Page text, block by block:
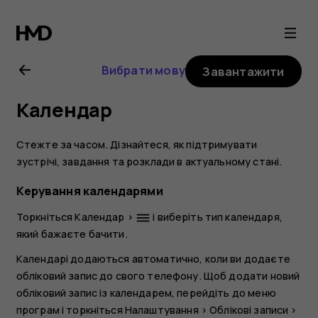
Посібник
користувача
Nokia
8.1
Вибрати мову Завантажити
Календар
Стежте за часом. Дізнайтеся, як підтримувати
зустрічі, завдання та розклади в актуальному стані.
Керування календарями
ТоркнітьсяКалендар > dehaze і виберіть тип календаря,
який бажаєте бачити.
Календарі додаються автоматично, коли ви додаєте
обліковий запис до свого телефону. Щоб додати новий
обліковий запис із календарем, перейдіть до меню
програм і торкніться Налаштування >Облікові записи >